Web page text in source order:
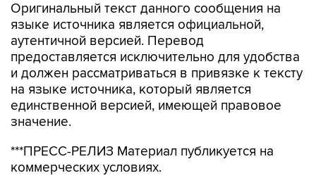
Оригинальный текст данного сообщения на
языке источника является официальной,
аутентичной версией. Перевод
предоставляется исключительно для удобства
и должен рассматриваться в привязке к тексту
на языке источника, который является
единственной версией, имеющей правовое
значение.
***ПРЕСС-РЕЛИЗ Материал публикуется на
коммерческих условиях.